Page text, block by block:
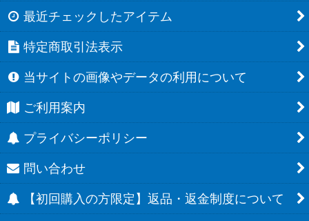
最近チェックしたアイテム
特定商取引法表示
当サイトの画像やデータの利用について
ご利用案内
プライバシーポリシー
問い合わせ
【初回購入の方限定】返品・返金制度について